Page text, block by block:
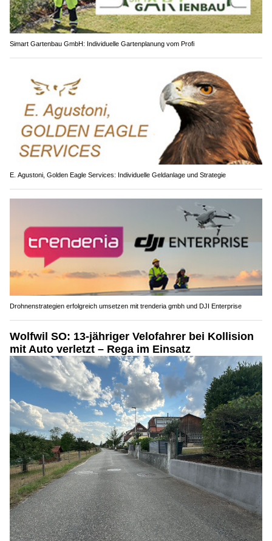
Simart Gartenbau GmbH: Individuelle Gartenplanung vom Profi
E. Agustoni, Golden Eagle Services: Individuelle Geldanlage und Strategie
Drohnenstrategien erfolgreich umsetzen mit trenderia gmbh und DJI Enterprise
Wolfwil SO: 13-jähriger Velofahrer bei Kollision
mit Auto verletzt – Rega im Einsatz